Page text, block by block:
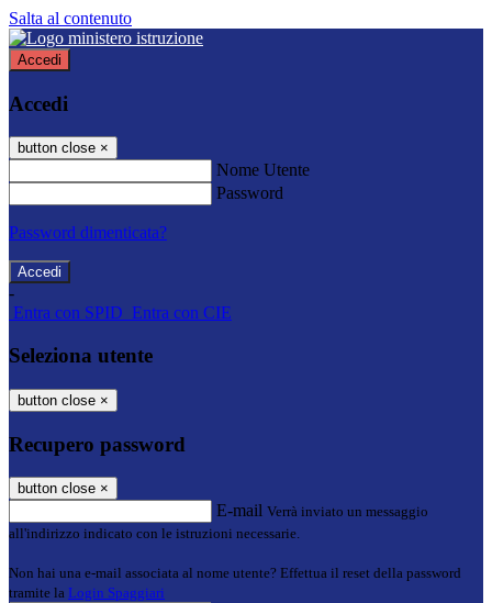
Salta al contenuto
Accedi
Accedi
button close ×
Nome Utente
Password
Password dimenticata?
-
Entra con SPID Entra con CIE
Seleziona utente
button close ×
Recupero password
button close ×
E-mail Verrà inviato un messaggio
all'indirizzo indicato con le istruzioni necessarie.
Non hai una e-mail associata al nome utente? Effettua il reset della password
tramite la Login Spaggiari